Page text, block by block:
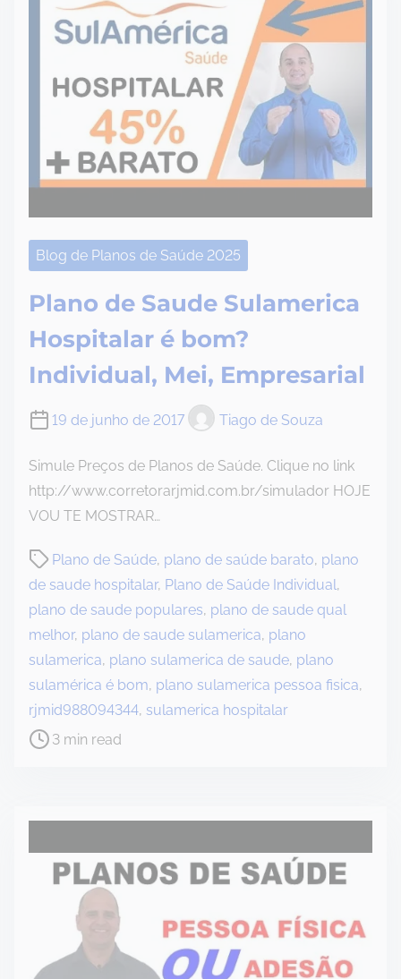
Blog de Planos de Saúde 2025
Plano de Saude Sulamerica
Hospitalar é bom?
Individual, Mei, Empresarial
19 de junho de 2017 Tiago de Souza
Simule Preços de Planos de Saúde. Clique no link
http://www.corretorarjmid.com.br/simulador HOJE
VOU TE MOSTRAR…
Plano de Saúde, plano de saúde barato, plano
de saude hospitalar, Plano de Saúde Individual,
plano de saude populares, plano de saude qual
melhor, plano de saude sulamerica, plano
sulamerica, plano sulamerica de saude, plano
sulamérica é bom, plano sulamerica pessoa fisica,
rjmid988094344, sulamerica hospitalar
P
o
s
t
r
e
a
d
3 min read